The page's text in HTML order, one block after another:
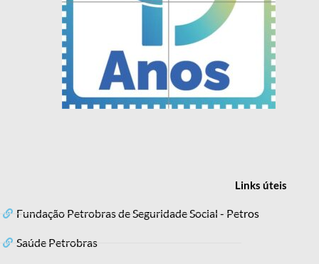
Linksúteis
Fundação Petrobras de Seguridade Social - Petros
Saúde Petrobras